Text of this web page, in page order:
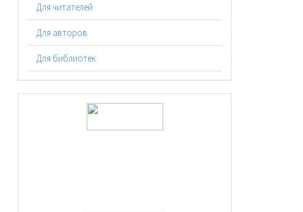
Для читателей
Для авторов
Для библиотек